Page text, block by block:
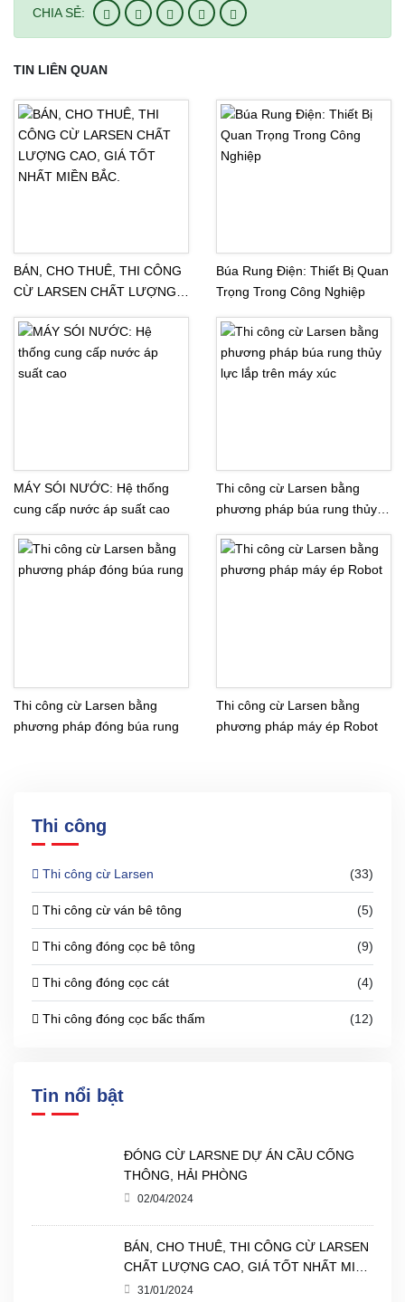
CHIA SẺ:
TIN LIÊN QUAN
BÁN, CHO THUÊ, THI CÔNG
CỪ LARSEN CHẤT LƯỢNG
BẮC.
Búa Rung Điện: Thiết Bị Quan
Trọng Trong Công Nghiệp
MÁY SÓI NƯỚC: Hệ thống
cung cấp nước áp suất cao
Thi công cừ Larsen bằng
phương pháp búa rung thủy
Thi công cừ Larsen bằng
phương pháp đóng búa rung
Thi công cừ Larsen bằng
phương pháp máy ép Robot
Thi công
Thi công cừ Larsen (33)
Thi công cừ ván bê tông (5)
Thi công đóng cọc bê tông (9)
Thi công đóng cọc cát (4)
Thi công đóng cọc bấc thấm (12)
Tin nổi bật
ĐÓNG CỪ LARSNE DỰ ÁN CẦU CỐNG
THÔNG, HẢI PHÒNG
02/04/2024
BÁN, CHO THUÊ, THI CÔNG CỪ LARSEN
CHẤT LƯỢNG CAO, GIÁ TỐT NHẤT MIỀN
BẮC.31/01/2024